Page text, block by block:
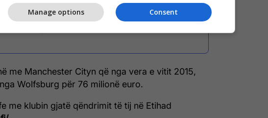
City me anë të një letre
prekëse
me Manchester Cityn që nga vera e vitit 2015,
Wolfsburg për 76 milionë euro.
me klubin gjatë qëndrimit të tij në Etihad
Consent
Manage options